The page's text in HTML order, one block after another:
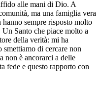
alle mani di Dio. A
ma una famiglia vera
sempre risposto molto
Santo che piace molto a
della verità: mi ha
smettiamo di cercare non
non è ancorarci a delle
fede e questo rapporto con